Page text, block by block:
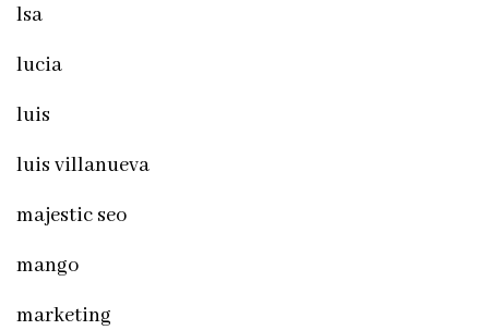
lsa
lucia
luis
luis villanueva
majestic seo
mango
marketing